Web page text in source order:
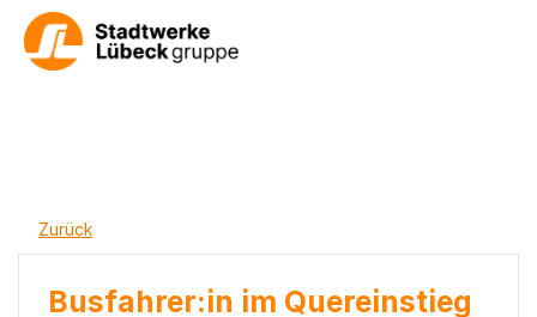
Zurück
Busfahrer:in im Quereinstieg